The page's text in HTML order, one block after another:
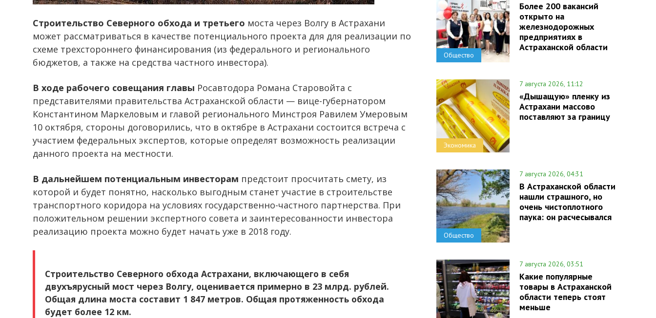
Строительство Северного обхода и третьего моста через Волгу в Астрахани
может рассматриваться в качестве потенциального проекта для для реализации по
схеме трехстороннего финансирования (из федерального и регионального
бюджетов, а также на средства частного инвестора).
В ходе рабочего совещания главы Росавтодора Романа Старовойта с
представителями правительства Астраханской области — вице-губернатором
Константином Маркеловым и главой регионального Минстроя Равилем Умеровым
10 октября, стороны договорились, что в октябре в Астрахани состоится встреча с
участием федеральных экспертов, которые определят возможность реализации
данного проекта на местности.
В дальнейшем потенциальным инвесторам предстоит просчитать смету, из
которой и будет понятно, насколько выгодным станет участие в строительстве
транспортного коридора на условиях государственно-частного партнерства. При
положительном решении экспертного совета и заинтересованности инвестора
реализацию проекта можно будет начать уже в 2018 году.
Строительство Северного обхода Астрахани, включающего в себя
двухъярусный мост через Волгу, оценивается примерно в 23 млрд. рублей.
Общая длина моста составит 1 847 метров. Общая протяженность обхода
будет более 12 км.
Общество
Более 200 вакансий
открыто на
железнодорожных
предприятиях в
Астраханской области
Экономика
7 августа 2026, 11:12
«Дышащую» пленку из
Астрахани массово
поставляют за границу
Общество
7 августа 2026, 04:31
В Астраханской области
нашли страшного, но
очень чистоплотного
паука: он расчесывался
7 августа 2026, 03:51
Какие популярные
товары в Астраханской
области теперь стоят
меньше